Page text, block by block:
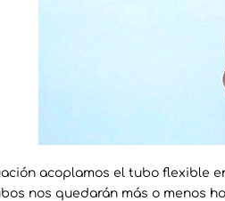
acoplamos el tubo flexible
nos quedarán más o menos